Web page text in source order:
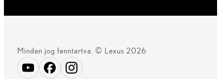
Minden jog fenntartva. © Lexus 2026